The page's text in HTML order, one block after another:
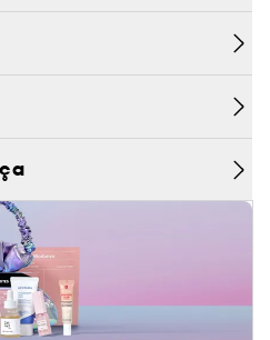
todos os
ativa!
pele, desde seca a
os tons de pele.